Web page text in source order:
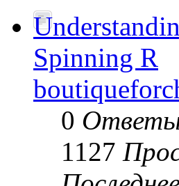
Spinning R
0
1127